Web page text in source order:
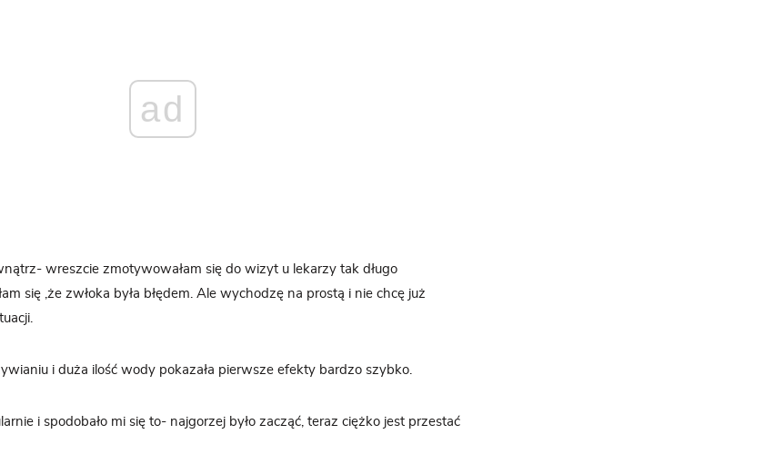
ad
wreszcie zmotywowałam się do wizyt u lekarzy tak długo
się ,że zwłoka była błędem. Ale wychodzę na prostą i nie chcę już
i duża ilość wody pokazała pierwsze efekty bardzo szybko.
i spodobało mi się to- najgorzej było zacząć, teraz ciężko jest przestać